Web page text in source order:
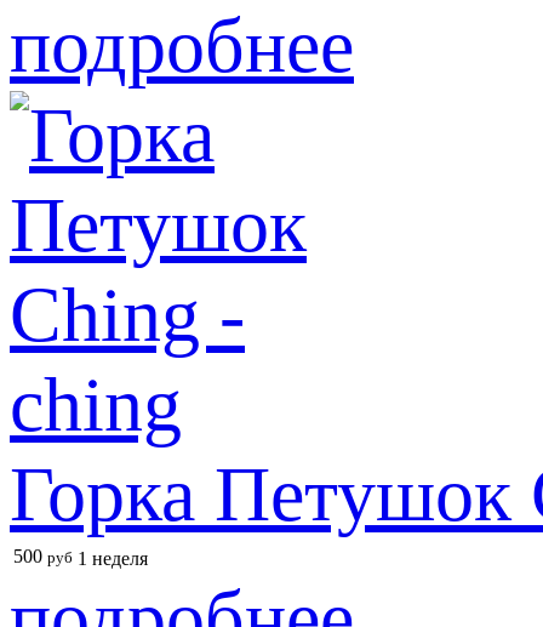
подробнее
Горка Петушок
500 руб 1 неделя